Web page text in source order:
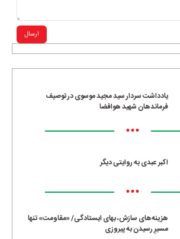
یادداشت سردار سید مجید موسوی در توصیف
فرماندهان شهید هوافضا
•••
اکبر عبدی به روایتی دیگر
•••
هزینه‌های سازش، بهای ایستادگی/ «مقاومت» تنها
مسیرِ رسیدن به پیروزی
ارسال